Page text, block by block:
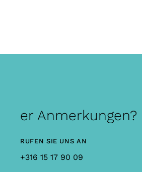
Anmerkungen?
RUFEN SIE UNS AN
+316 15 17 90 09